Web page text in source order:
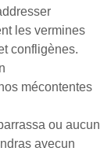
les vermines
confligènes.
mécontentes
ou aucun
avecun